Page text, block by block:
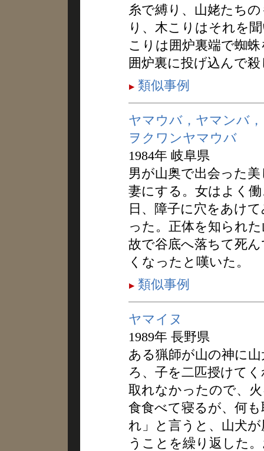
糸で縛り、山姥たち
り、木こりはそれを
こりは囲炉裏端で蜘
囲炉裏に投げ込んで
類似事例
ヤマウバ，ヤマンバ
ヲクワンヤマウバ
1984年 岐阜県
男が山奥で出会った
妻にする。女はよく
日、障子に穴をあけ
った。正体を知られ
故で谷底へ落ちて死
くなったと嘆いた。
類似事例
ヤマイヌ
1989年 長野県
ある猟師が山の神に
ろ、子を二匹授けて
取れなかったので、
食食べて寝るが、何
れ」と言うと、山犬
うことを繰り返した